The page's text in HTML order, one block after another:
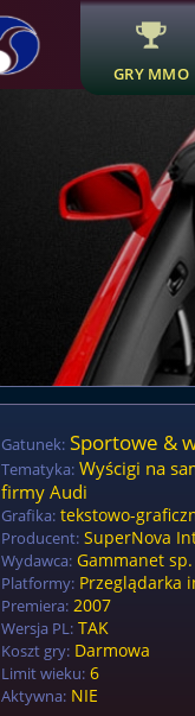
GRY MMO
Gatunek: Sportowe &
Tematyka: Wyścigi na
firmy Audi
Grafika: tekstowo-
Producent: SuperNova
Wydawca: Gammanet sp.
Platformy: Przeglądarka
Premiera: 2007
Wersja PL: TAK
Koszt gry: Darmowa
Limit wieku: 6
Aktywna: NIE